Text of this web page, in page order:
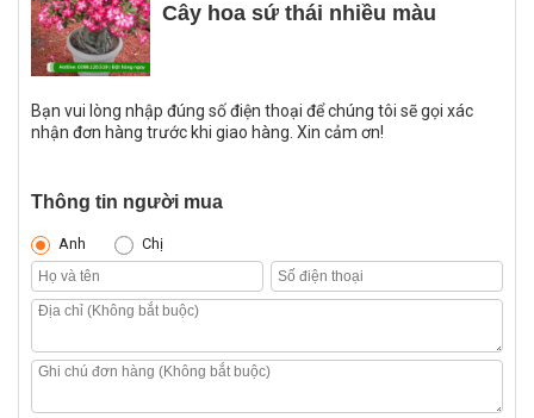
Cây hoa sứ thái nhiều màu
Bạn vui lòng nhập đúng số điện thoại để chúng tôi sẽ gọi xác
nhận đơn hàng trước khi giao hàng. Xin cảm ơn!
Thông tin người mua
Anh Chị